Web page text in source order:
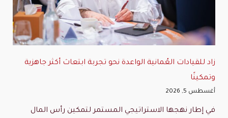
زاد للقيادات العُمانية الواعدة نحو تجربة ابتعاث أكثر جاهزية
وتمكينًا
أغسطس 5, 2026
في إطار نهجها الاستراتيجي المستمر لتمكين رأس المال